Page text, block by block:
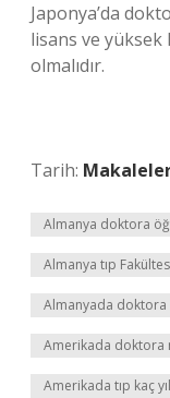
Japonya’da
lisans ve yüksek
olmalıdır.
Tarih:
Almanya doktora
Almanya tıp
Almanyada doktora
Amerikada doktora
Amerikada tıp kaç